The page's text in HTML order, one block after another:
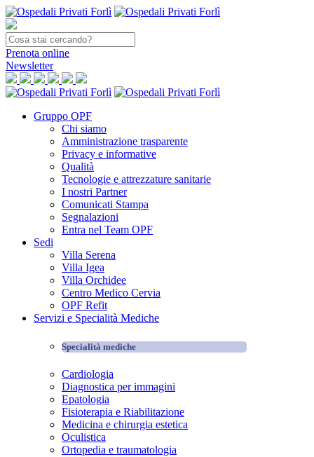
Prenota online
Newsletter
Gruppo OPF
Chi siamo
Amministrazione trasparente
Privacy e informative
Qualità
Tecnologie e attrezzature sanitarie
I nostri Partner
Comunicati Stampa
Segnalazioni
Entra nel Team OPF
Sedi
Villa Serena
Villa Igea
Villa Orchidee
Centro Medico Cervia
OPF Refit
Servizi e Specialità Mediche
Specialità mediche
Cardiologia
Diagnostica per immagini
Epatologia
Fisioterapia e Riabilitazione
Medicina e chirurgia estetica
Oculistica
Ortopedia e traumatologia